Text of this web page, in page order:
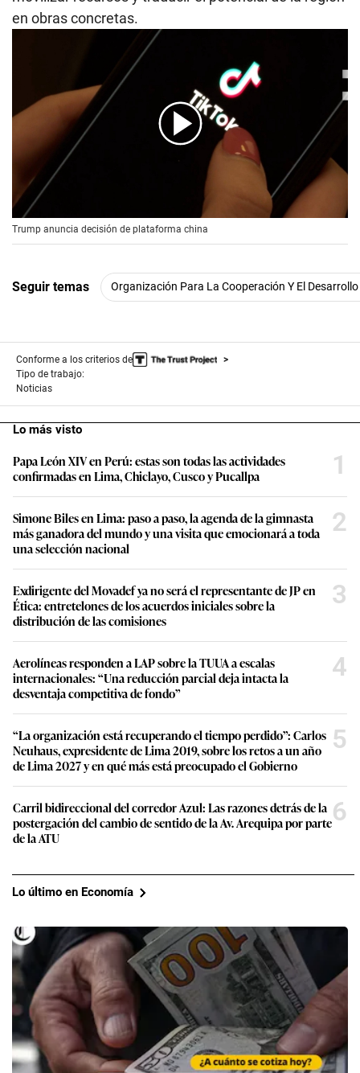
en obras concretas.
Trump anuncia decisión de plataforma china
Seguir temas Organización Para La Cooperación Y El
Conforme a los criterios de
Tipo de trabajo:
Noticias
Lo más visto
Papa León XIV en Perú: estas son todas las actividades
confirmadas en Lima, Chiclayo, Cusco y Pucallpa
1
Simone Biles en Lima: paso a paso, la agenda de la gimnasta
más ganadora del mundo y una visita que emocionará a toda
una selección nacional
2
Exdirigente del Movadef ya no será el representante de JP en
Ética: entretelones de los acuerdos iniciales sobre la
distribución de las comisiones
3
Aerolíneas responden a LAP sobre la TUUA a escalas
internacionales: “Una reducción parcial deja intacta la
desventaja competitiva de fondo”
4
“La organización está recuperando el tiempo perdido”: Carlos
Neuhaus, expresidente de Lima 2019, sobre los retos a un año
de Lima 2027 y en qué más está preocupado el Gobierno
5
Carril bidireccional del corredor Azul: Las razones detrás de la
postergación del cambio de sentido de la Av. Arequipa por parte
de la ATU
6
Lo último en Economía